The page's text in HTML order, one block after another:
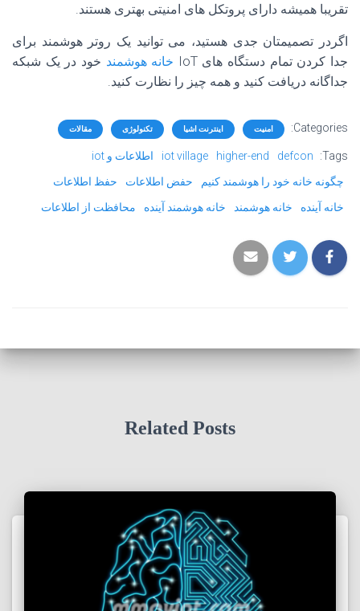
تقریبا همیشه دارای پروتکل های امنیتی بهتری هستند.
اگردر تصمیمتان جدی هستید، می توانید یک روتر هوشمند برای
جدا کردن تمام دستگاه های IoT
خانه هوشمند خود در یک شبکه
جداگانه دریافت کنید و همه چیز را نظارت کنید.
Categories: امنیت اینترنت اشیا تکنولوژی مقالات
Tags:
defcon
higher-end
iot village
اطلاعات و iot
چگونه خانه خود را هوشمند کنیم
حفض اطلاعات
حفظ اطلاعات
خانه آینده
خانه هوشمند خانه هوشمند آینده محافظت از اطلاعات
Related Posts